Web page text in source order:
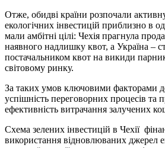
Отже, обидві країни розпочали
екологічних інвестицій приблизно в
мали амбітні цілі: Чехія прагнула
наявного надлишку квот, а Україна –
постачальником квот на викиди
світовому ринку.
За таких умов ключовими факторами
успішність переговорних процесів та
ефективність витрачання залучених
Схема зелених інвестицій в Чехії
використання відновлюваних джерел